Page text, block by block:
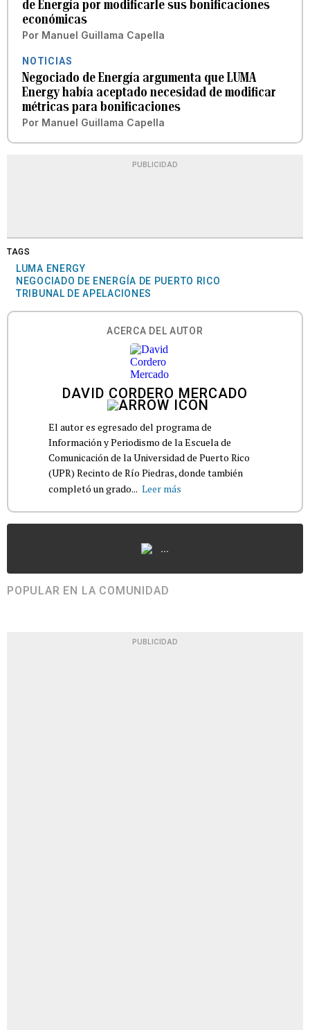
de Energía por modificarle sus bonificaciones
económicas
Por Manuel Guillama Capella
NOTICIAS
Negociado de Energía argumenta que LUMA
Energy había aceptado necesidad de modificar
métricas para bonificaciones
Por Manuel Guillama Capella
PUBLICIDAD
TAGS
LUMA ENERGY
NEGOCIADO DE ENERGÍA DE PUERTO RICO
TRIBUNAL DE APELACIONES
ACERCA DEL AUTOR
DAVID CORDERO MERCADO
El autor es egresado del programa de
Información y Periodismo de la Escuela de
Comunicación de la Universidad de Puerto Rico
(UPR) Recinto de Río Piedras, donde también
completó un grado... Leer más
...
POPULAR EN LA COMUNIDAD
PUBLICIDAD